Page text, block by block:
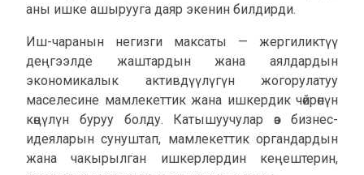
аны ишке ашырууга даяр экенин билдирди.
Иш-чаранын негизги максаты — жергиликтүү
деңгээлде жаштардын жана аялдардын
экономикалык активдүүлүгүн жогорулатуу
маселесине мамлекеттик жана ишкердик чөйрөнүн
көңүлүн буруу болду. Катышуучулар өз бизнес-
идеяларын сунуштап, мамлекеттик органдардын
жана чакырылган ишкерлердин кеңештерин,